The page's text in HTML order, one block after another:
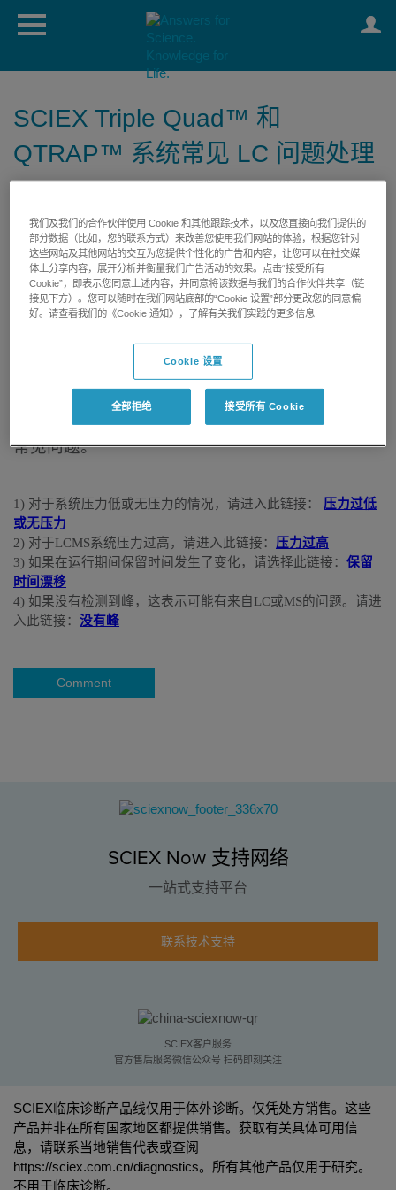
SCIEX Triple Quad™ 和
QTRAP™ 系统常见 LC 问题处理
日期:
12/07/2023
类别:
在SCIEX Triple Quad和QTRAP系统上运行LC-
MS方法时，LC系统的压力问题、保留时间变化和
峰丢失是常见的问题。请参阅分步说明以解决这些
常见问题。
1) 对于系统压力低或无压力的情况，请进入此链接： 压力过低
或无压力
2) 对于LCMS系统压力过高，请进入此链接： 压力过高
3) 如果在运行期间保留时间发生了变化，请选择此链接： 保留
时间漂移
4) 如果没有检测到峰，这表示可能有来自LC或MS的问题。请进
入此链接： 没有峰
Comment
SCIEX Now 支持网络
一站式支持平台
联系技术支持
SCIEX客户服务
官方售后服务微信公众号 扫码即刻关注
SCIEX临床诊断产品线仅用于体外诊断。仅凭处方销售。这些
产品并非在所有国家地区都提供销售。获取有关具体可用信
息，请联系当地销售代表或查阅
https://sciex.com.cn/diagnostics。所有其他产品仅用于研究。
不用于临床诊断。
我们及我们的合作伙伴使用 Cookie 和其他跟踪技术，以及您直接向我们提供的
部分数据（比如，您的联系方式）来改善您使用我们网站的体验，根据您针对
这些网站及其他网站的交互为您提供个性化的广告和内容，让您可以在社交媒
体上分享内容，展开分析并衡量我们广告活动的效果。点击“接受所有
Cookie”，即表示您同意上述内容，并同意将该数据与我们的合作伙伴共享（链
接见下方）。您可以随时在我们网站底部的“Cookie 设置”部分更改您的同意偏
好。请查看我们的《Cookie 通知》，了解有关我们实践的更多信息
Cookie 设置
全部拒绝 接受所有 Cookie